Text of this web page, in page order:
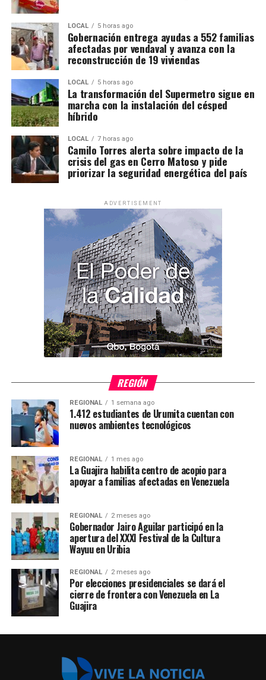
LOCAL 5 horas ago
Gobernación entrega ayudas a 552 familias
afectadas por vendaval y avanza con la
reconstrucción de 19 viviendas
LOCAL 5 horas ago
La transformación del Supermetro sigue en
marcha con la instalación del césped
híbrido
LOCAL 7 horas ago
Camilo Torres alerta sobre impacto de la
crisis del gas en Cerro Matoso y pide
priorizar la seguridad energética del país
ADVERTISEMENT
REGIÓN
REGIONAL 1 semana ago
1.412 estudiantes de Urumita cuentan con
nuevos ambientes tecnológicos
REGIONAL 1 mes ago
La Guajira habilita centro de acopio para
apoyar a familias afectadas en Venezuela
REGIONAL 2 meses ago
Gobernador Jairo Aguilar participó en la
apertura del XXXI Festival de la Cultura
Wayuu en Uribia
REGIONAL 2 meses ago
Por elecciones presidenciales se dará el
cierre de frontera con Venezuela en La
Guajira